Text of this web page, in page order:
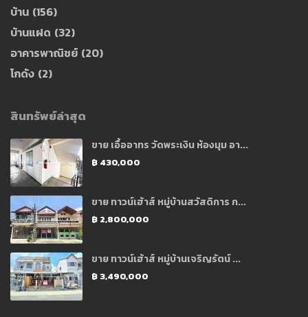
บ้าน (156)
บ้านแฝด (32)
อาคารพาณิชย์ (20)
โกดัง (2)
สินทรัพย์ล่าสุด
ขาย เอื้ออาทร วัดพระเงิน ห้องมุม อา...
฿ 430,000
ขาย ทาวน์เฮ้าส์ หมู่บ้านสวัสดิการ ก...
฿ 2,800,000
ขาย ทาวน์เฮ้าส์ หมู่บ้านเจริญรัตน์ ...
฿ 3,490,000